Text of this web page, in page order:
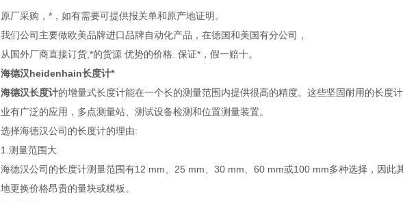
原厂采购，*，如有需要可提供报关单和原产地证明。
我们公司主要做欧美品牌进口品牌自动化产品，在德国和美国有分公司，
从国外厂商直接订货,*的货源 优势的价格. 保证*，假一赔十。
海德汉heidenhain长度计*
海德汉长度计的增量式长度计能在一个长的测量范围内提供很高的精度。这些坚固耐用的长度
业有广泛的应用，多点测量站、测试设备检测和位置测量装置。
选择海德汉公司的长度计的理由:
1.测量范围大
海德汉公司的长度计测量范围有12 mm、25 mm、30 mm、60 mm或100 mm多种选择，因此
地更换价格昂贵的量块或模板。